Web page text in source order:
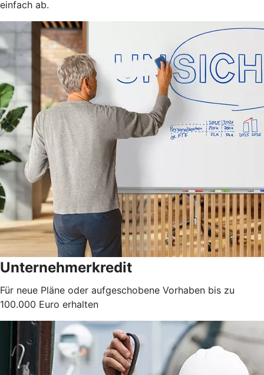
einfach ab.
Unternehmerkredit
Für neue Pläne oder aufgeschobene Vorhaben bis zu
100.000 Euro erhalten